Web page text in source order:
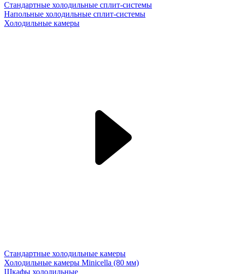
Стандартные холодильные сплит-системы
Напольные холодильные сплит-системы
Холодильные камеры
Стандартные холодильные камеры
Холодильные камеры Minicella (80 мм)
Шкафы холодильные